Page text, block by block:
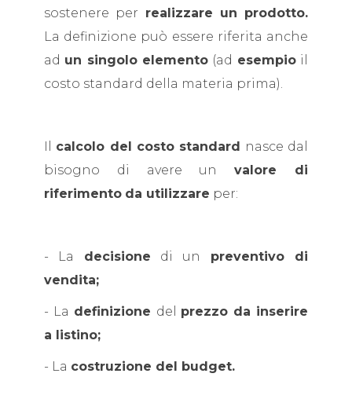
sostenere per realizzare un prodotto.
La definizione può essere riferita anche
ad un singolo elemento (ad esempioil
costo standard della materia prima).
Il calcolo del costo standard nasce dal
bisogno di avere unvalore di
riferimento da utilizzare per:
- La decisione di un preventivo di
vendita;
- La definizione del prezzo da inserire
a listino;
- La costruzione del budget.